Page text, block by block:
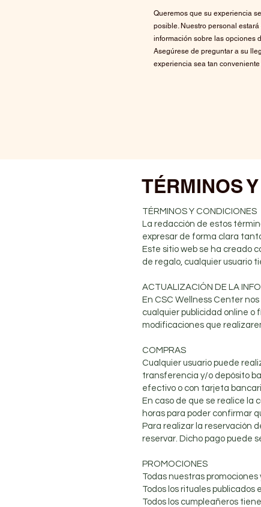
Queremos que su experiencia
posible. Nuestro personal
información sobre las opciones
Asegúrese de preguntar a su
experiencia sea tan
TÉRMINOS
TÉRMINOS Y CONDICIONES
La redacción de estos
expresar de forma clara
Este sitio web se ha creado
de regalo, cualquier usuario
ACTUALIZACIÓN DE LA
En CSC Wellness Center
cualquier publicidad online o
modificaciones que
COMPRAS
Cualquier usuario puede
transferencia y/o depósito
efectivo o con tarjeta
En caso de que se realice
horas para poder confirmar
Para realizar la reservación
reservar. Dicho pago puede
PROMOCIONES
Todas nuestras
Todos los rituales
Todos los cumpleañeros